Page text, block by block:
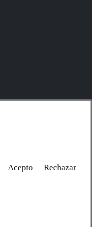
ambiente
Acepto Rechazar